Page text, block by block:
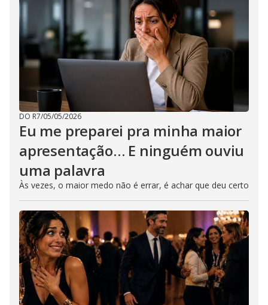
DO R7/05/05/2026
Eu me preparei pra minha maior
apresentação… E ninguém ouviu
uma palavra
Às vezes, o maior medo não é errar, é achar que deu certo